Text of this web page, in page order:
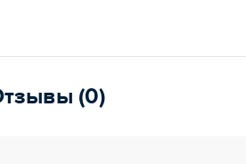
(0)